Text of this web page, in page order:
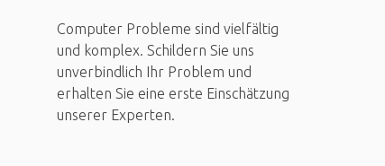
Computer Probleme sind vielfältig
und komplex. Schildern Sie uns
unverbindlich Ihr Problem und
erhalten Sie eine erste Einschätzung
unserer Experten.